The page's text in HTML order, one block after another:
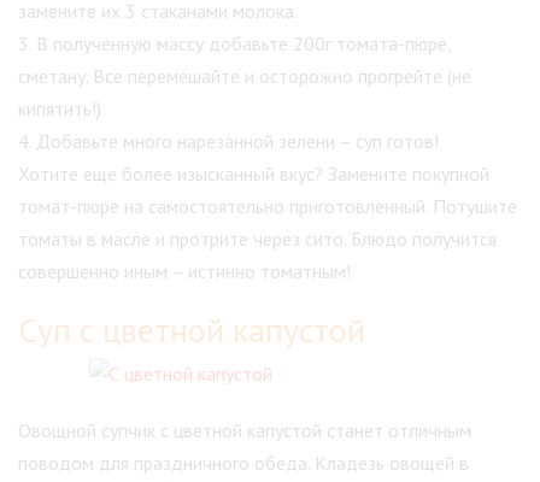
замените их 3 стаканами молока.
3. В полученную массу добавьте 200г томата-пюре,
сметану. Все перемешайте и осторожно прогрейте (не
кипятить!)
4. Добавьте много нарезанной зелени – суп готов!
Хотите еще более изысканный вкус? Замените покупной
томат-пюре на самостоятельно приготовленный. Потушите
томаты в масле и протрите через сито. Блюдо получится
совершенно иным – истинно томатным!
Суп с цветной капустой
Овощной супчик с цветной капустой станет отличным
поводом для праздничного обеда. Кладезь овощей в